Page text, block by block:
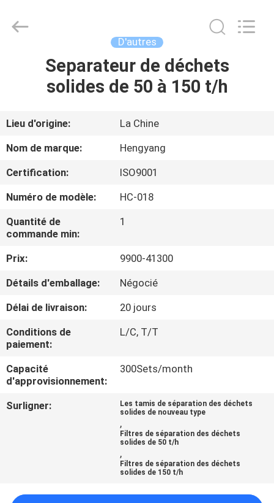
MAISON
AU
SUJET
NOUS
D'USINE
CONTRÔLE
DE
QUALITÉ
CONTACTEZ-
NOUS
Zhengzhou
Hengyang
D'autres
Separateur de déchets
solides de 50 à 150 t/h
Lieu d'origine:
La Chine
Nom de marque:
Hengyang
Certification:
ISO9001
Numéro de modèle:
HC-018
Quantité de
commande min:
1
Prix:
9900-41300
Détails d'emballage:
Négocié
Délai de livraison:
20 jours
Conditions de
paiement:
L/C, T/T
Capacité
d'approvisionnement:
300Sets/month
Surligner:
Les tamis de séparation des déchets
solides de nouveau type
,
Filtres de séparation des déchets
solides de 50 t/h
,
Filtres de séparation des déchets
solides de 150 t/h